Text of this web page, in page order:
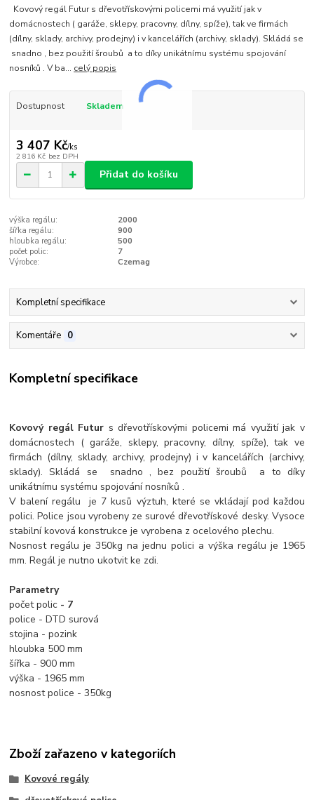
Kovový regál Futur s dřevotřískovými policemi má využití jak v
domácnostech ( garáže, sklepy, pracovny, dílny, spíže), tak ve firmách
(dílny, sklady, archivy, prodejny) i v kancelářích (archivy, sklady). Skládá se
snadno , bez použití šroubů a to díky unikátnímu systému spojování
nosníků . V ba... celý popis
Dostupnost Skladem
3 407 Kč/ks
2 816 Kč bez DPH
Přidat do košíku
výška regálu:
2000
šířka regálu:
900
hloubka regálu:
500
počet polic:
7
Výrobce:
Czemag
Kompletní specifikace
Komentáře 0
Kompletní specifikace
Kovový regál Futur s dřevotřískovými policemi má využití jak v
domácnostech ( garáže, sklepy, pracovny, dílny, spíže), tak ve
firmách (dílny, sklady, archivy, prodejny) i v kancelářích (archivy,
sklady). Skládá se snadno , bez použití šroubů a to díky
unikátnímu systému spojování nosníků .
V balení regálu je 7 kusů výztuh, které se vkládají pod každou
polici. Police jsou vyrobeny ze surové dřevotřískové desky. Vysoce
stabilní kovová konstrukce je vyrobena z ocelového plechu.
Nosnost regálu je 350kg na jednu polici a výška regálu je 1965
mm. Regál je nutno ukotvit ke zdi.
Parametry
počet polic - 7
police - DTD surová
stojina - pozink
hloubka 500 mm
šířka - 900 mm
výška - 1965 mm
nosnost police - 350kg
Zboží zařazeno v kategoriích
Kovové regály